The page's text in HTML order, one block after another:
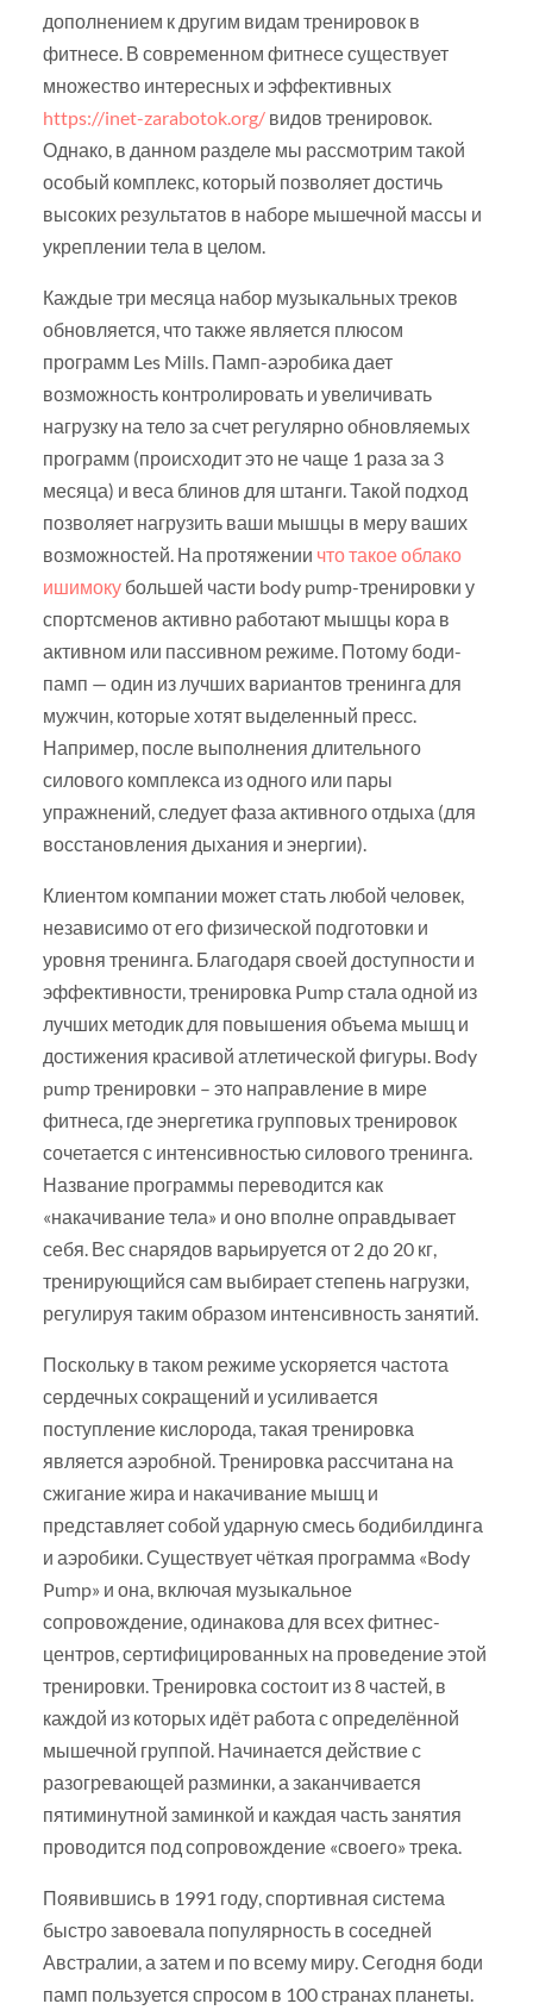
дополнением к другим видам тренировок в
фитнесе. В современном фитнесе существует
множество интересных и эффективных
https://inet-zarabotok.org/видов тренировок.
Однако, в данном разделе мы рассмотрим такой
особый комплекс, который позволяет достичь
высоких результатов в наборе мышечной массы и
укреплении тела в целом.
Каждые три месяца набор музыкальных треков
обновляется, что также является плюсом
программ Les Mills. Памп-аэробика дает
возможность контролировать и увеличивать
нагрузку на тело за счет регулярно обновляемых
программ (происходит это не чаще 1 раза за 3
месяца) и веса блинов для штанги. Такой подход
позволяет нагрузить ваши мышцы в меру ваших
возможностей. На протяжении что такое облако
ишимокубольшей части body pump-тренировки у
спортсменов активно работают мышцы кора в
активном или пассивном режиме. Потому боди-
памп — один из лучших вариантов тренинга для
мужчин, которые хотят выделенный пресс.
Например, после выполнения длительного
силового комплекса из одного или пары
упражнений, следует фаза активного отдыха (для
восстановления дыхания и энергии).
Клиентом компании может стать любой человек,
независимо от его физической подготовки и
уровня тренинга. Благодаря своей доступности и
эффективности, тренировка Pump стала одной из
лучших методик для повышения объема мышц и
достижения красивой атлетической фигуры. Body
pump тренировки – это направление в мире
фитнеса, где энергетика групповых тренировок
сочетается с интенсивностью силового тренинга.
Название программы переводится как
«накачивание тела» и оно вполне оправдывает
себя. Вес снарядов варьируется от 2 до 20 кг,
тренирующийся сам выбирает степень нагрузки,
регулируя таким образом интенсивность занятий.
Поскольку в таком режиме ускоряется частота
сердечных сокращений и усиливается
поступление кислорода, такая тренировка
является аэробной. Тренировка рассчитана на
сжигание жира и накачивание мышц и
представляет собой ударную смесь бодибилдинга
и аэробики. Существует чёткая программа «Body
Pump» и она, включая музыкальное
сопровождение, одинакова для всех фитнес-
центров, сертифицированных на проведение этой
тренировки. Тренировка состоит из 8 частей, в
каждой из которых идёт работа с определённой
мышечной группой. Начинается действие с
разогревающей разминки, а заканчивается
пятиминутной заминкой и каждая часть занятия
проводится под сопровождение «своего» трека.
Появившись в 1991 году, спортивная система
быстро завоевала популярность в соседней
Австралии, а затем и по всему миру. Сегодня боди
памп пользуется спросом в 100 странах планеты.